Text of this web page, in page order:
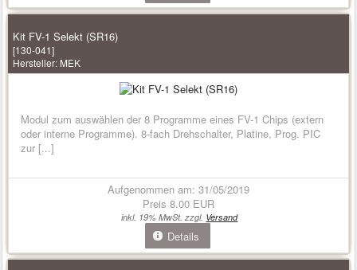
Kit FV-1 Selekt (SR16)
[130-041]
Hersteller: MEK
Modul zum auswählen der 8 Programme eines FV-1 Chips (extern
oder interne Programme). 8-fach Drehschalter, Platine, Prog. PIC
zur [...]
Aufgenommen am: 31/05/2019
Preis 8.00 EUR
inkl. 19% MwSt. zzgl. Versand
Details